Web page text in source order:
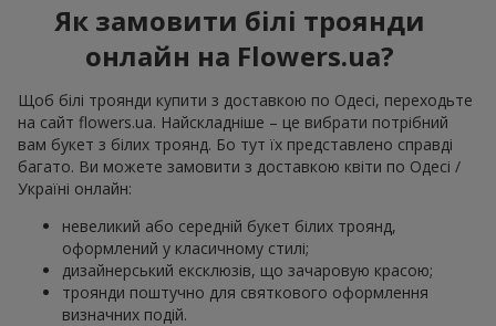
Як замовити білі троянди
онлайн на Flowers.ua?
Щоб білі троянди купити з доставкою по Одесі, переходьте
на сайт flowers.ua. Найскладніше – це вибрати потрібний
вам букет з білих троянд. Бо тут їх представлено справді
багато. Ви можете замовити з доставкою квіти по Одесі /
Україні онлайн:
невеликий або середній букет білих троянд,
оформлений у класичному стилі;
дизайнерський ексклюзів, що зачаровую красою;
троянди поштучно для святкового оформлення
визначних подій.